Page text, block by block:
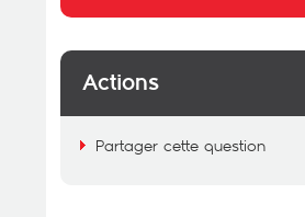
Actions
Partager cette question